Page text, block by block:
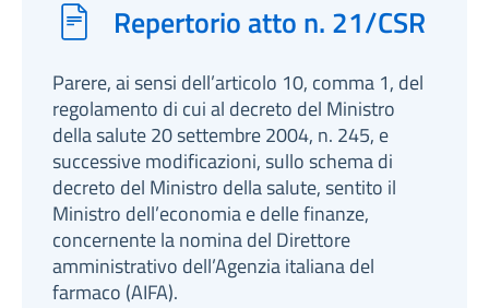
Repertorio atto n. 21/CSR
Parere, ai sensi dell’articolo 10, comma 1, del
regolamento di cui al decreto del Ministro
della salute 20 settembre 2004, n. 245, e
successive modificazioni, sullo schema di
decreto del Ministro della salute, sentito il
Ministro dell’economia e delle finanze,
concernente la nomina del Direttore
amministrativo dell’Agenzia italiana del
farmaco (AIFA).